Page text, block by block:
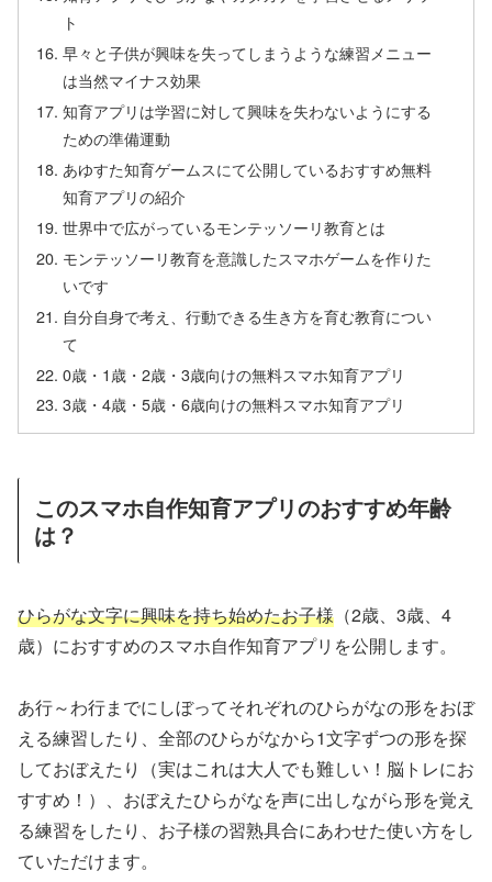
ト
早々と子供が興味を失ってしまうような練習メニュー
は当然マイナス効果
知育アプリは学習に対して興味を失わないようにする
ための準備運動
あゆすた知育ゲームスにて公開しているおすすめ無料
知育アプリの紹介
世界中で広がっているモンテッソーリ教育とは
モンテッソーリ教育を意識したスマホゲームを作りた
いです
自分自身で考え、行動できる生き方を育む教育につい
て
0歳・1歳・2歳・3歳向けの無料スマホ知育アプリ
3歳・4歳・5歳・6歳向けの無料スマホ知育アプリ
このスマホ自作知育アプリのおすすめ年齢
は？
ひらがな文字に興味を持ち始めたお子様 （2歳、3歳、4
歳）におすすめのスマホ自作知育アプリを公開します。
あ行～わ行までにしぼってそれぞれのひらがなの形をおぼ
える練習したり、全部のひらがなから1文字ずつの形を探
しておぼえたり（実はこれは大人でも難しい！脳トレにお
すすめ！）、おぼえたひらがなを声に出しながら形を覚え
る練習をしたり、お子様の習熟具合にあわせた使い方をし
ていただけます。